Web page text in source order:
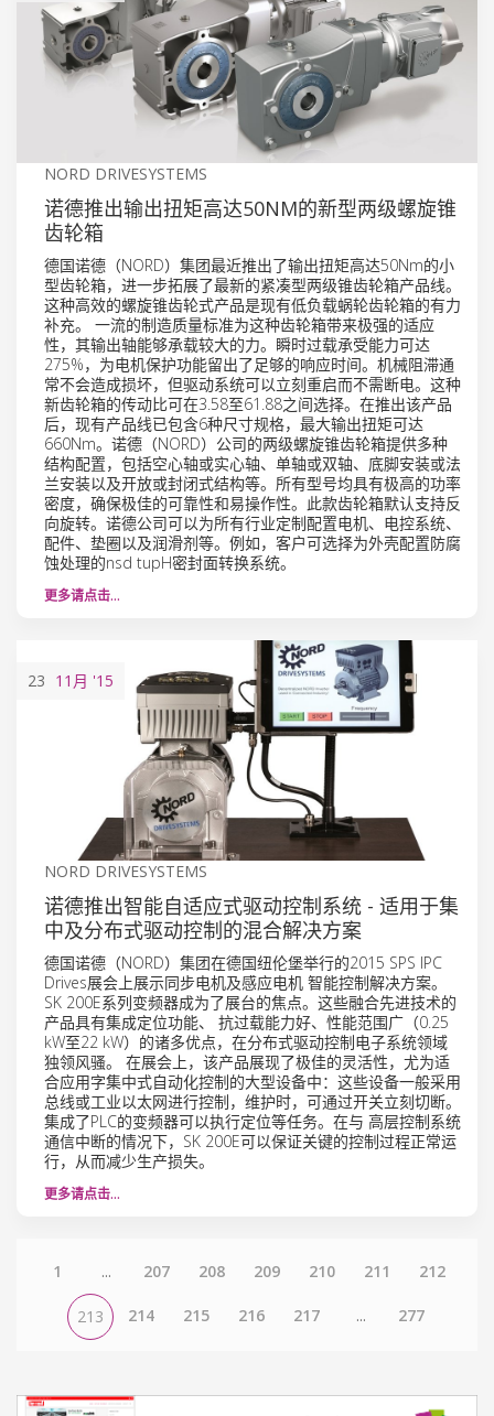
NORD DRIVESYSTEMS
诺德推出输出扭矩高达50NM的新型两级螺旋锥
齿轮箱
德国诺德（NORD）集团最近推出了输出扭矩高达50Nm的小
型齿轮箱，进一步拓展了最新的紧凑型两级锥齿轮箱产品线。
这种高效的螺旋锥齿轮式产品是现有低负载蜗轮齿轮箱的有力
补充。 一流的制造质量标准为这种齿轮箱带来极强的适应
性，其输出轴能够承载较大的力。瞬时过载承受能力可达
275%，为电机保护功能留出了足够的响应时间。机械阻滞通
常不会造成损坏，但驱动系统可以立刻重启而不需断电。这种
新齿轮箱的传动比可在3.58至61.88之间选择。在推出该产品
后，现有产品线已包含6种尺寸规格，最大输出扭矩可达
660Nm。诺德（NORD）公司的两级螺旋锥齿轮箱提供多种
结构配置，包括空心轴或实心轴、单轴或双轴、底脚安装或法
兰安装以及开放或封闭式结构等。所有型号均具有极高的功率
密度，确保极佳的可靠性和易操作性。此款齿轮箱默认支持反
向旋转。诺德公司可以为所有行业定制配置电机、电控系统、
配件、垫圈以及润滑剂等。例如，客户可选择为外壳配置防腐
蚀处理的nsd tupH密封面转换系统。
更多请点击…
23 11月 '15
NORD DRIVESYSTEMS
诺德推出智能自适应式驱动控制系统 - 适用于集
中及分布式驱动控制的混合解决方案
德国诺德（NORD）集团在德国纽伦堡举行的2015 SPS IPC
Drives展会上展示同步电机及感应电机 智能控制解决方案。
SK 200E系列变频器成为了展台的焦点。这些融合先进技术的
产品具有集成定位功能、 抗过载能力好、性能范围广（0.25
kW至22 kW）的诸多优点，在分布式驱动控制电子系统领域
独领风骚。 在展会上，该产品展现了极佳的灵活性，尤为适
合应用字集中式自动化控制的大型设备中：这些设备一般采用
总线或工业以太网进行控制，维护时，可通过开关立刻切断。
集成了PLC的变频器可以执行定位等任务。在与 高层控制系统
通信中断的情况下，SK 200E可以保证关键的控制过程正常运
行，从而减少生产损失。
更多请点击…
1 ... 207 208 209 210 211 212
213 214 215 216 217 ... 277